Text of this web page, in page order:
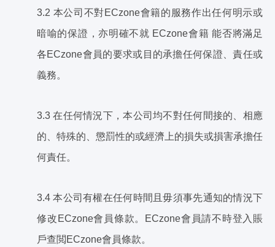
3.2 本公司不對ECzone會籍的服務作出任何明示或
暗喻的保證，亦明確不就 ECzone會籍 能否將滿足
各ECzone會員的要求或目的承擔任何保證、責任或
義務。
3.3 在任何情況下，本公司均不對任何間接的、相應
的、特殊的、懲罰性的或經濟上的損失或損害承擔任
何責任。
3.4 本公司有權在任何時間且毋須事先通知的情況下
修改ECzone會員條款。ECzone會員請不時登入賬
戶查閲ECzone會員條款。